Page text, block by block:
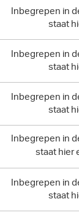
Inbegrepen in
staat
Inbegrepen in
staat
Inbegrepen in
staat
Inbegrepen in
staat hier
Inbegrepen in
staat